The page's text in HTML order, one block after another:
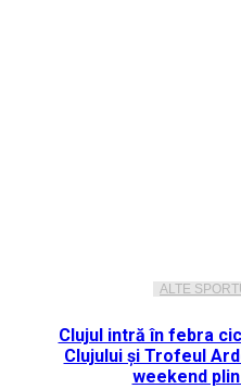
ALTE
Clujul intră în febra
Clujului și Trofeul
weekend